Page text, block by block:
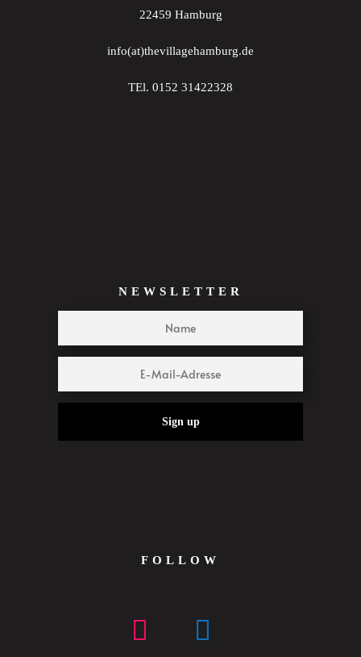
22459 Hamburg
info(at)thevillagehamburg.de
TEl. 0152 31422328
NEWSLETTER
Sign up
FOLLOW